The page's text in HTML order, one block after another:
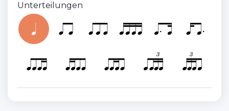
Unterteilungen